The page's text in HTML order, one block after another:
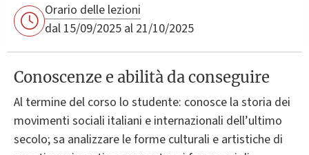
Orario delle lezioni
dal 15/09/2025 al 21/10/2025
Conoscenze e abilità da conseguire
Al termine del corso lo studente: conosce la storia dei
movimenti sociali italiani e internazionali dell’ultimo
secolo; sa analizzare le forme culturali e artistiche di